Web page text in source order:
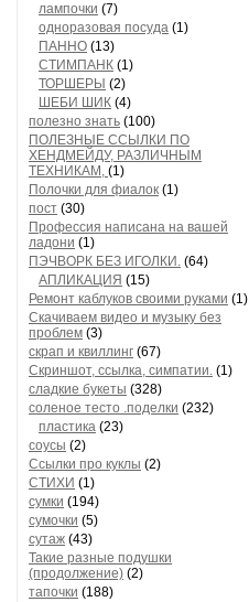
лампочки (7)
одноразовая посуда (1)
ПАННО (13)
СТИМПАНК (1)
ТОРШЕРЫ (2)
ШЕБИ ШИК (4)
полезно знать (100)
ПОЛЕЗНЫЕ ССЫЛКИ ПО
ХЕНДМЕЙДУ, РАЗЛИЧНЫМ
ТЕХНИКАМ, (1)
Полочки для фиалок (1)
пост (30)
Профессия написана на вашей
ладони (1)
ПЭЧВОРК БЕЗ ИГОЛКИ. (64)
АПЛИКАЦИЯ (15)
Ремонт каблуков своими руками (1)
Скачиваем видео и музыку без
проблем (3)
скрап и квиллинг (67)
Скриншот, ссылка, симпатии. (1)
сладкие букеты (328)
соленое тесто .поделки (232)
пластика (23)
соусы (2)
Ссылки про куклы (2)
СТИХИ (1)
сумки (194)
сумочки (5)
сутаж (43)
Такие разные подушки
(продолжение) (2)
тапочки (188)